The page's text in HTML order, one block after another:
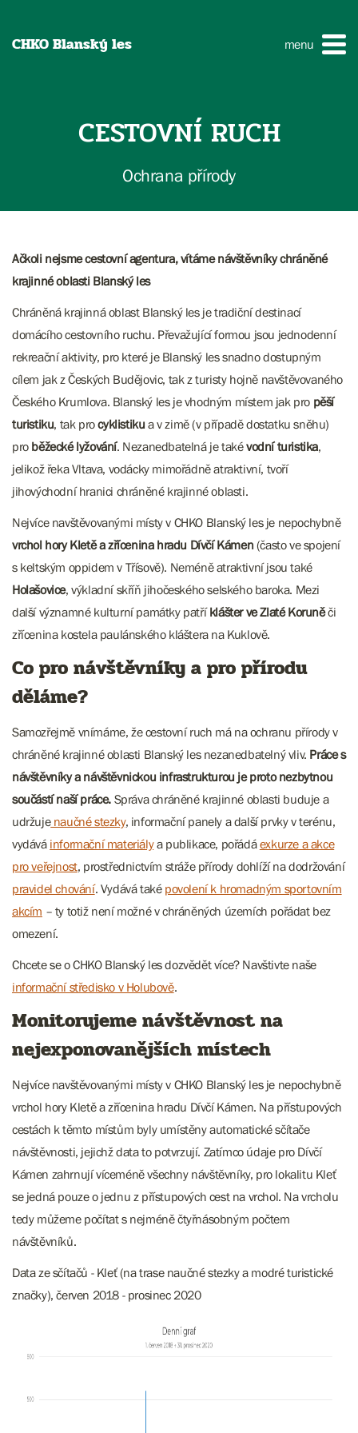
CHKO Blanský les menu
CESTOVNÍ RUCH
Ochrana přírody
Ačkoli nejsme cestovní agentura, vítáme návštěvníky chráněné
krajinné oblasti Blanský les
Chráněná krajinná oblast Blanský les je tradiční destinací
domácího cestovního ruchu. Převažující formou jsou jednodenní
rekreační aktivity, pro které je Blanský les snadno dostupným
cílem jak z Českých Budějovic, tak z turisty hojně navštěvovaného
Českého Krumlova. Blanský les je vhodným místem jak pro pěší
turistiku, tak procyklistiku a v zimě (v případě dostatku sněhu)
pro běžecké lyžování. Nezanedbatelná je takévodní turistika,
jelikož řeka Vltava, vodácky mimořádně atraktivní, tvoří
jihovýchodní hranici chráněné krajinné oblasti.
Nejvíce navštěvovanými místy v CHKO Blanský les je nepochybně
vrchol hory Kletě a zřícenina hradu Dívčí Kámen (často ve spojení
s keltským oppidem v Třísově). Neméně atraktivní jsou také
Holašovice, výkladní skříň jihočeského selského baroka. Mezi
další významné kulturní památky patříklášter ve Zlaté Koruněči
zřícenina kostela paulánského kláštera na Kuklově.
Co pro návštěvníky a pro přírodu
děláme?
Samozřejmě vnímáme, že cestovní ruch má na ochranu přírody v
chráněné krajinné oblasti Blanský les nezanedbatelný vliv. Práce s
návštěvníky a návštěvnickou infrastrukturou je proto nezbytnou
součástí naší práce. Správa chráněné krajinné oblasti buduje a
udržujenaučné stezky, informační panely a další prvky v terénu,
vydává informační materiálya publikace, pořádáexkurze a akce
pro veřejnost, prostřednictvím stráže přírody dohlíží na dodržování
pravidel chování. Vydává také povolení k hromadným sportovním
akcím – ty totiž není možné v chráněných územích pořádat bez
omezení.
Chcete se o CHKO Blanský les dozvědět více? Navštivte naše
informační středisko v Holubově.
Monitorujeme návštěvnost na
nejexponovanějších místech
Nejvíce navštěvovanými místy v CHKO Blanský les je nepochybně
vrchol hory Kletě a zřícenina hradu Dívčí Kámen. Na přístupových
cestách k těmto místům ​​​​​​byly umístěny automatické sčítače
návštěvnosti, jejichž data to potvrzují. Zatímco údaje pro Dívčí
Kámen zahrnují víceméně všechny návštěvníky, pro lokalitu Kleť
se jedná pouze o jednu z přístupových cest na vrchol. Na vrcholu
tedy můžeme počítat s nejméně čtyřnásobným počtem
návštěvníků.
Data ze sčítačů - Kleť (na trase naučné stezky a modré turistické
značky), červen 2018 - prosinec 2020